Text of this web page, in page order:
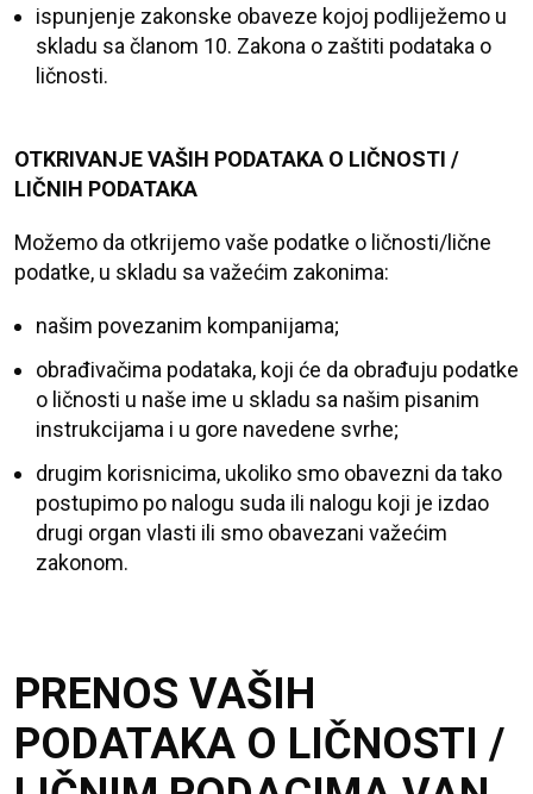
ispunjenje zakonske obaveze kojoj podliježemo u
skladu sa članom 10. Zakona o zaštiti podataka o
ličnosti.
OTKRIVANJE VAŠIH PODATAKA O LIČNOSTI /
LIČNIH PODATAKA
Možemo da otkrijemo vaše podatke o ličnosti/lične
podatke, u skladu sa važećim zakonima:
našim povezanim kompanijama;
obrađivačima podataka, koji će da obrađuju podatke
o ličnosti u naše ime u skladu sa našim pisanim
instrukcijama i u gore navedene svrhe;
drugim korisnicima, ukoliko smo obavezni da tako
postupimo po nalogu suda ili nalogu koji je izdao
drugi organ vlasti ili smo obavezani važećim
zakonom.
PRENOS VAŠIH
PODATAKA O LIČNOSTI /